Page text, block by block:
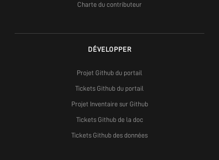
Charte du contributeur
DÉVELOPPER
Projet Github du portail
Tickets Github du portail
Projet Inventaire sur Github
Tickets Github de la doc
Tickets Github des données